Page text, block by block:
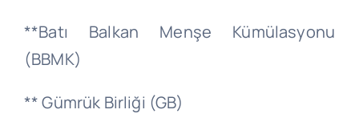
**Batı Balkan Menşe Kümülasyonu
(BBMK)
** Gümrük Birliği (GB)